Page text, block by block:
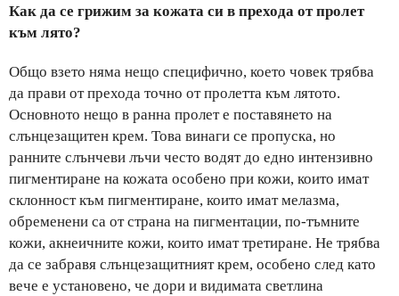
Как да се грижим за кожата си в прехода от пролет
към лято?
Общо взето няма нещо специфично, което човек трябва
да прави от прехода точно от пролетта към лятото.
Основното нещо в ранна пролет е поставянето на
слънцезащитен крем. Това винаги се пропуска, но
ранните слънчеви лъчи често водят до едно интензивно
пигментиране на кожата особено при кожи, които имат
склонност към пигментиране, които имат мелазма,
обременени са от страна на пигментации, по-тъмните
кожи, акнеичните кожи, които имат третиране. Не трябва
да се забравя слънцезащитният крем, особено след като
вече е установено, че дори и видимата светлина